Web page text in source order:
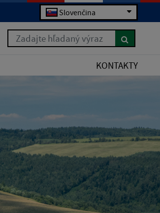
Slovenčina
Zadajte hľadaný výraz
KONTAKTY